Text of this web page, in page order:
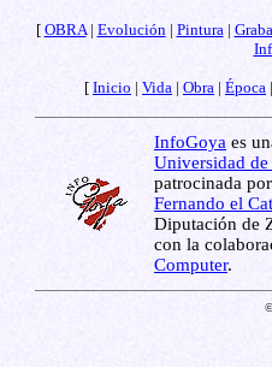
[ OBRA| Evolución| Pintura|
[ Inicio | Vida | Obra | Época
InfoGoya es
Universidad de
patrocinada
Fernando el
Diputación de
con la
Computer.